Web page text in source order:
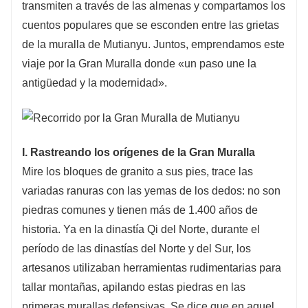
transmiten a través de las almenas y compartamos los
cuentos populares que se esconden entre las grietas
de la muralla de Mutianyu. Juntos, emprendamos este
viaje por la Gran Muralla donde «un paso une la
antigüedad y la modernidad».
I. Rastreando los orígenes de la Gran Muralla
Mire los bloques de granito a sus pies, trace las
variadas ranuras con las yemas de los dedos: no son
piedras comunes y tienen más de 1.400 años de
historia. Ya en la dinastía Qi del Norte, durante el
período de las dinastías del Norte y del Sur, los
artesanos utilizaban herramientas rudimentarias para
tallar montañas, apilando estas piedras en las